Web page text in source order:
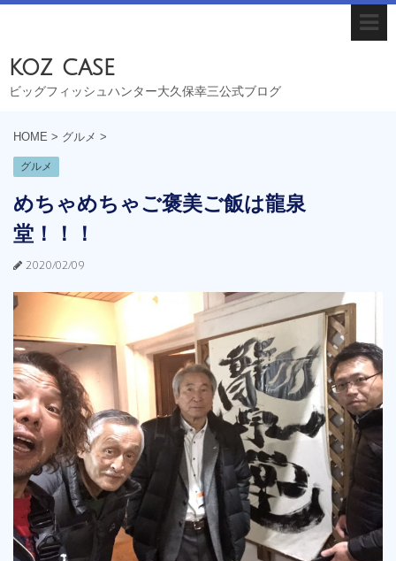
koz case
ビッグフィッシュハンター大久保幸三公式ブログ
HOME > グルメ >
グルメ
めちゃめちゃご褒美ご飯は龍泉
堂！！！
2020/02/09